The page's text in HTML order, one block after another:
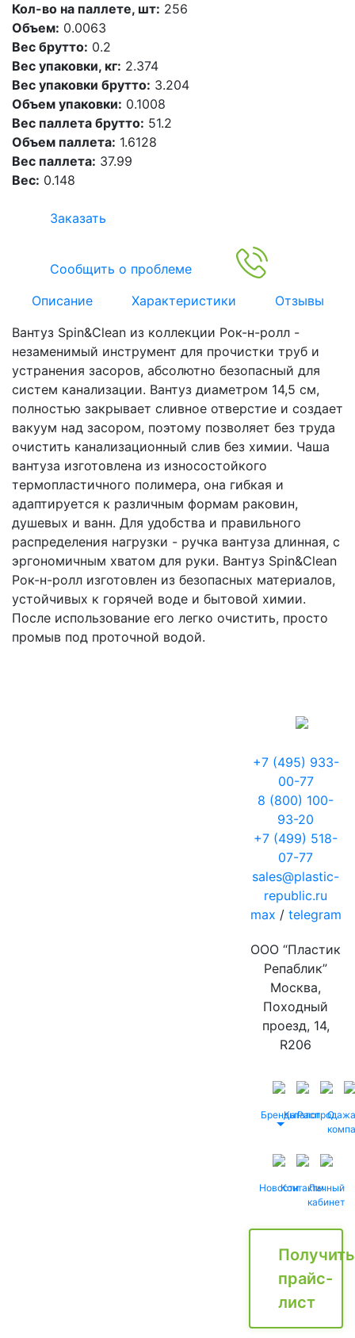
Кол-во на паллете, шт: 256
Объем: 0.0063
Вес брутто: 0.2
Вес упаковки, кг: 2.374
Вес упаковки брутто: 3.204
Объем упаковки: 0.1008
Вес паллета брутто: 51.2
Объем паллета: 1.6128
Вес паллета: 37.99
Вес: 0.148
Заказать
Сообщить о проблеме
Описание
Характеристики
Отзывы
Вантуз Spin&Clean из коллекции Рок-н-ролл -
незаменимый инструмент для прочистки труб и
устранения засоров, абсолютно безопасный для
систем канализации. Вантуз диаметром 14,5 см,
полностью закрывает сливное отверстие и создает
вакуум над засором, поэтому позволяет без труда
очистить канализационный слив без химии. Чаша
вантуза изготовлена из износостойкого
термопластичного полимера, она гибкая и
адаптируется к различным формам раковин,
душевых и ванн. Для удобства и правильного
распределения нагрузки - ручка вантуза длинная, с
эргономичным хватом для руки. Вантуз Spin&Clean
Рок-н-ролл изготовлен из безопасных материалов,
устойчивых к горячей воде и бытовой химии.
После использование его легко очистить, просто
промыв под проточной водой.
+7 (495) 933-
00-77
8 (800) 100-
93-20
+7 (499) 518-
07-77
sales@plastic-
republic.ru
max / telegram
ООО “Пластик
Репаблик”
Москва,
Походный
проезд, 14,
R206
БрендыКаталог
Распродажа
О
НовостиКонтактыЛичный
кабинет
Получить
прайс-
лист